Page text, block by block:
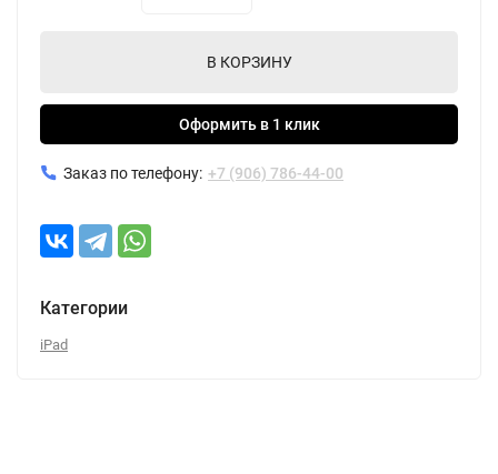
В КОРЗИНУ
Оформить в 1 клик
Заказ по телефону: +7 (906) 786-44-00
Категории
iPad